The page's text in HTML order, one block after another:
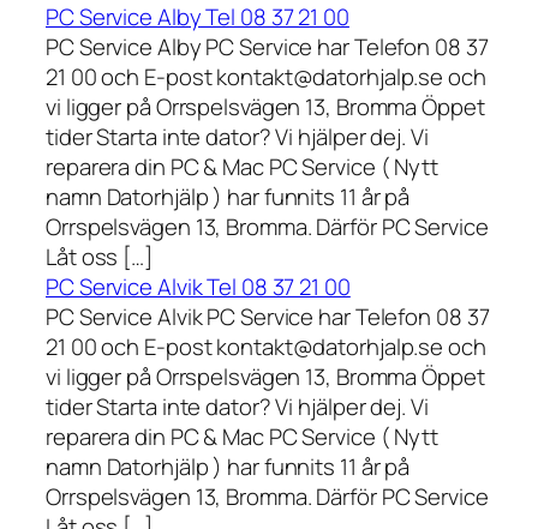
PC Service Alby Tel 08 37 21 00
PC Service Alby PC Service har Telefon 08 37
21 00 och E-post kontakt@datorhjalp.se och
vi ligger på Orrspelsvägen 13, Bromma Öppet
tider Starta inte dator? Vi hjälper dej. Vi
reparera din PC & Mac PC Service ( Nytt
namn Datorhjälp ) har funnits 11 år på
Orrspelsvägen 13, Bromma. Därför PC Service
Låt oss […]
PC Service Alvik Tel 08 37 21 00
PC Service Alvik PC Service har Telefon 08 37
21 00 och E-post kontakt@datorhjalp.se och
vi ligger på Orrspelsvägen 13, Bromma Öppet
tider Starta inte dator? Vi hjälper dej. Vi
reparera din PC & Mac PC Service ( Nytt
namn Datorhjälp ) har funnits 11 år på
Orrspelsvägen 13, Bromma. Därför PC Service